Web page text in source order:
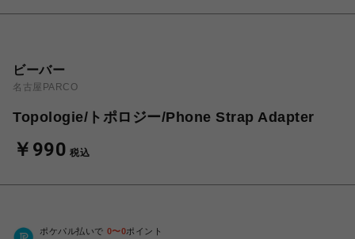
ビーバー
名古屋PARCO
Topologie/トポロジー/Phone Strap Adapter
￥990 税込
ポケパル払いで 0〜0ポイント